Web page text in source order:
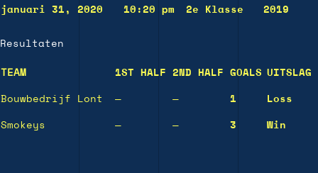
januari 31, 2020 10:20 pm 2e Klasse 2019
Resultaten
TEAM 1ST HALF 2ND HALF GOALS UITSLAG
Bouwbedrijf Lont — — 1 Loss
Smokeys — — 3 Win